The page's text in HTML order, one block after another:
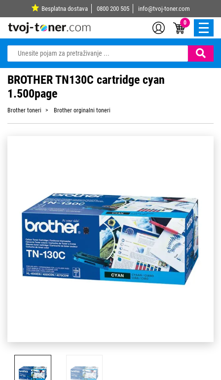
Besplatna dostava 0800 200 505 info@tvoj-toner.com
0
BROTHER TN130C cartridge cyan
1.500page
Brother toneri Brother orginalni toneri